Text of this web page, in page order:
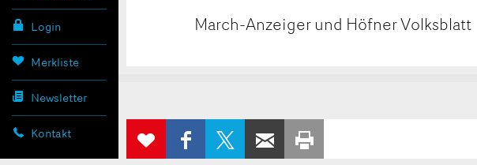
Login
Merkliste
Newsletter
Kontakt
March-Anzeiger und Höfner Volksblatt
Kontakt
Anzeige
Anzeige
MERKLISTE
AUF
FACEBOOK
TEILEN
PER E-MAIL
WEITEREMPFEHLEN